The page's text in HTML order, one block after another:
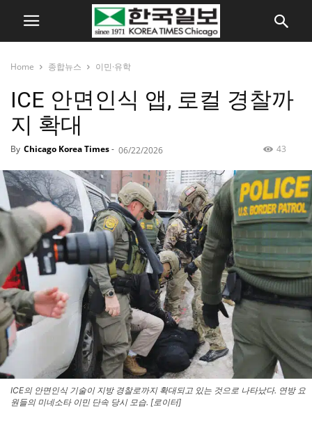
Home 종합뉴스 이민·유학
ICE 안면인식 앱, 로컬 경찰까
지 확대
By Chicago Korea Times- 06/22/2026 43
ICE의 안면인식 기술이 지방 경찰로까지 확대되고 있는 것으로 나타났다. 연방 요
원들의 미네소타 이민 단속 당시 모습. [로이터]